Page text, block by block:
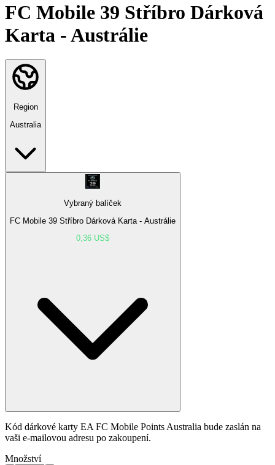
FC Mobile 39 Stříbro Dárková
Karta - Austrálie
Region
Australia
Vybraný balíček
FC Mobile 39 Stříbro Dárková Karta - Austrálie
0,36 US$
Kód dárkové karty EA FC Mobile Points Australia bude zaslán na
vaši e-mailovou adresu po zakoupení.
Množství